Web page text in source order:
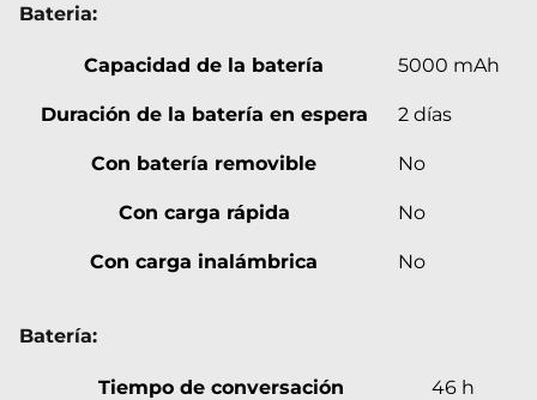
Bateria:
Capacidad de la batería 5000 mAh
Duración de la batería en espera 2 días
Con batería removible No
Con carga rápida No
Con carga inalámbrica No
Batería:
Tiempo de conversación 46 h